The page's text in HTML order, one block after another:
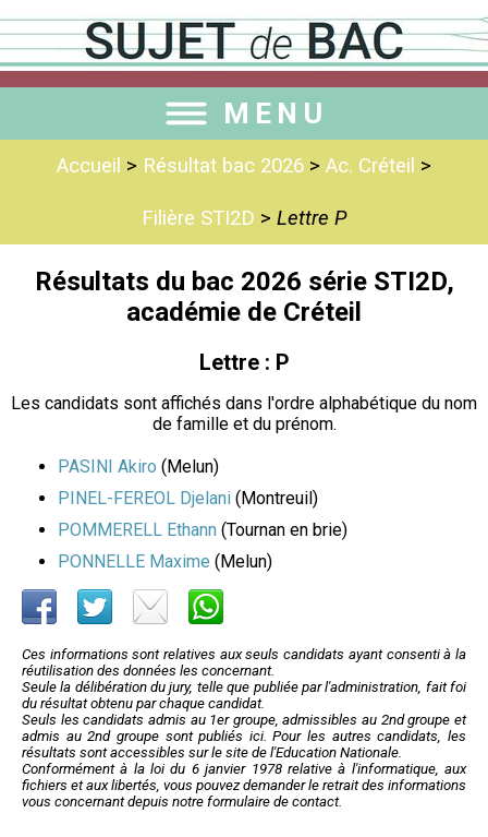
MENU
Accueil > Résultat bac 2026 > Ac. Créteil >
Filière STI2D > Lettre P
Résultats du bac 2026 série STI2D,
académie de Créteil
Lettre : P
Les candidats sont affichés dans l'ordre alphabétique du nom
de famille et du prénom.
PASINI Akiro (Melun)
PINEL-FEREOL Djelani (Montreuil)
POMMERELL Ethann (Tournan en brie)
PONNELLE Maxime (Melun)
Ces informations sont relatives aux seuls candidats ayant consenti à la
réutilisation des données les concernant.
Seule la délibération du jury, telle que publiée par l'administration, fait foi
du résultat obtenu par chaque candidat.
Seuls les candidats admis au 1er groupe, admissibles au 2nd groupe et
admis au 2nd groupe sont publiés ici. Pour les autres candidats, les
résultats sont accessibles sur le site de l'Education Nationale.
Conformément à la loi du 6 janvier 1978 relative à l'informatique, aux
fichiers et aux libertés, vous pouvez demander le retrait des informations
vous concernant depuis notre formulaire de contact.